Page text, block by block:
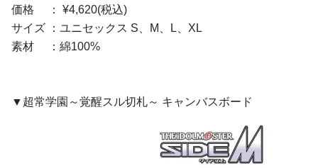
価格 ： ¥4,620(税込)
サイズ ：ユニセックス S、M、L、XL
素材 ：綿100%
▼超常学園～覚醒スル切札～ キャンバスボード